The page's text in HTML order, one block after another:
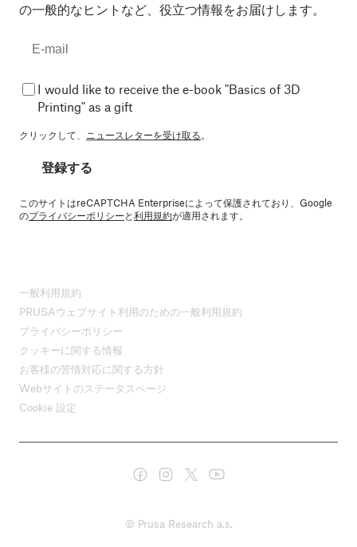
の一般的なヒントなど、役立つ情報をお届けします。
I would like to receive the e-book "Basics of 3D
Printing" as a gift
クリックして、 ニュースレターを受け取る。
登録する
このサイトはreCAPTCHA Enterpriseによって保護されており、Google
のプライバシーポリシーと利用規約が適用されます。
一般利用規約
PRUSAウェブサイト利用のための一般利用規約
プライバシーポリシー
クッキーに関する情報
お客様の苦情対応に関する方針
Webサイトのステータスページ
Cookie 設定
© Prusa Research a.s.